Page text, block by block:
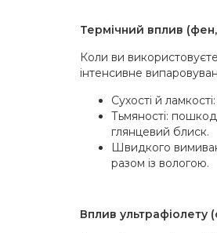
Термічний вплив
Коли ви
інтенсивне
Сухості й
Тьмяності:
глянцевий блиск.
Швидкого
разом із вологою.
Вплив ультрафіолету